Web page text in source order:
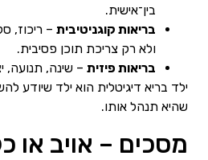
בין־אישית.
בריאות קוגניטיבית – ריכוז,
ולא רק צריכת תוכן פסיבית.
בריאות פיזית – שינה, תנועה,
ילד בריא דיגיטלית הוא ילד שיודע
שהיא תנהל אותו.
מסכים – אויב או